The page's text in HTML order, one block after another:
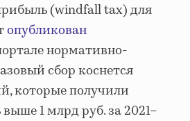
(windfall tax) для
опубликован
нормативно-
сбор коснется
которые получили
1 млрд руб. за 2021–